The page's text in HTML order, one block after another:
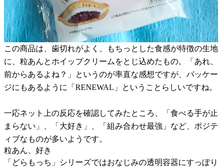
この商品は、歯切れがよく、もちっとした食感が特徴の生地
に、粒あんとホイップクリームをとじ込めたもの。「あれ、
前からあるよね？」というのが率直な感想ですが、パッケー
ジにもあるように「RENEWAL」ということらしいですね。
一応ネット上の反応を確認してみたところ、「食べる手が止
まらない」、「大好き」、「組み合わせ最強」など、ポジテ
ィブなものが多いようです。
粒あん、好き
「どらもっち」シリーズではおなじみの透明容器にすっぽり